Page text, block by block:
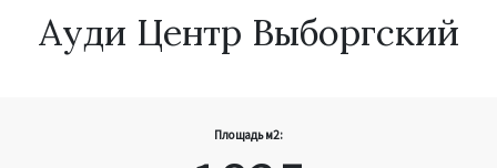
Ауди Центр Выборгский
Площадь м2: